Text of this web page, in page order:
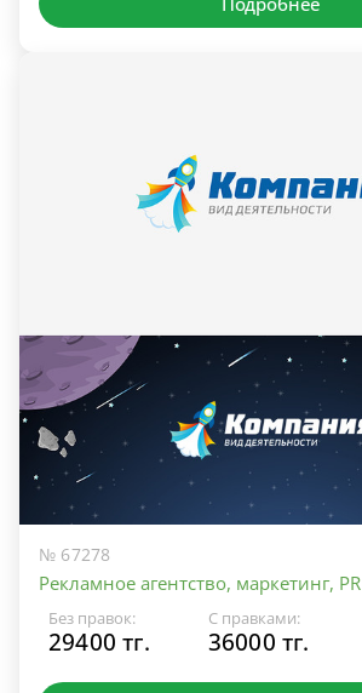
№ 67278
Рекламное агентство, маркетинг, PR
Без правок:
29400 тг.
С правками:
36000 тг.